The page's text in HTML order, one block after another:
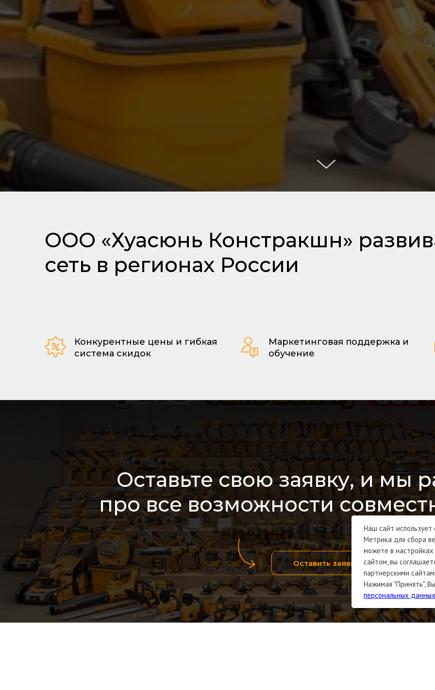
ООО «Хуасюнь Констракшн»
сеть в регионах России
Конкурентные цены и гибкая
система скидок
Маркетинговая поддержка и
обучение
Оставьте свою заявку, и мы
про все возможности
Оставить заявку
Наш сайт
Метрика для сбора
можете в настройках
сайтом, вы
партнёрскими
Нажимая "Принять",
персональных данных